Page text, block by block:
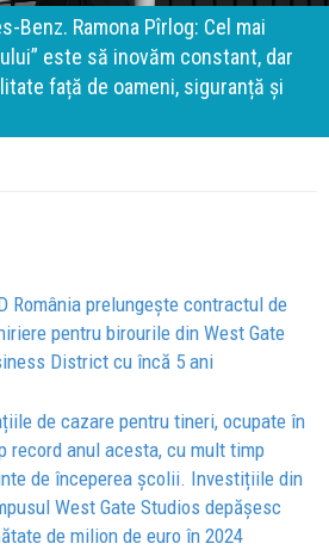
Benz. Ramona Pîrlog: Cel mai
este să inovăm constant, dar
față de oameni, siguranță și
România prelungește contractul de
pentru birourile din West Gate
District cu încă 5 ani
de cazare pentru tineri, ocupate în
record anul acesta, cu mult timp
de începerea școlii. Investițiile din
West Gate Studios depășesc
de milion de euro în 2024